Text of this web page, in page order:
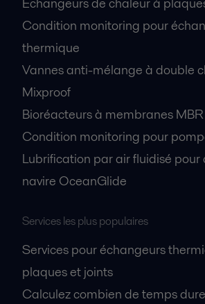
Condition monitoring pour
thermique
Vannes anti-mélange à double
Mixproof
Bioréacteurs à membranes MBR
Condition monitoring pour
Lubrification par air fluidisé pour
navire OceanGlide
Services les plus populaires
Services pour échangeurs
plaques et joints
Calculez combien de temps